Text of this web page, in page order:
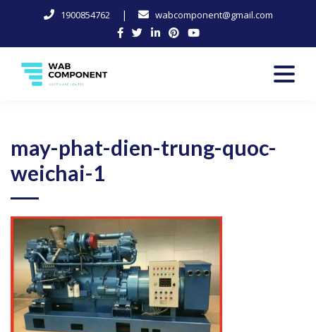
1900854762 | wabcomponent@gmail.com
content
may-phat-dien-trung-quoc-
weichai-1